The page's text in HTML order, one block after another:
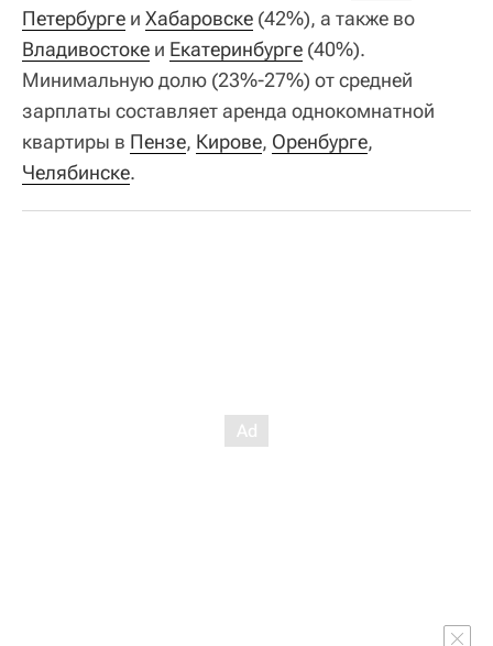
Петербурге и Хабаровске (42%), а также во
Владивостоке и Екатеринбурге (40%).
Минимальную долю (23%-27%) от средней
зарплаты составляет аренда однокомнатной
квартиры в Пензе, Кирове, Оренбурге,
Челябинске.